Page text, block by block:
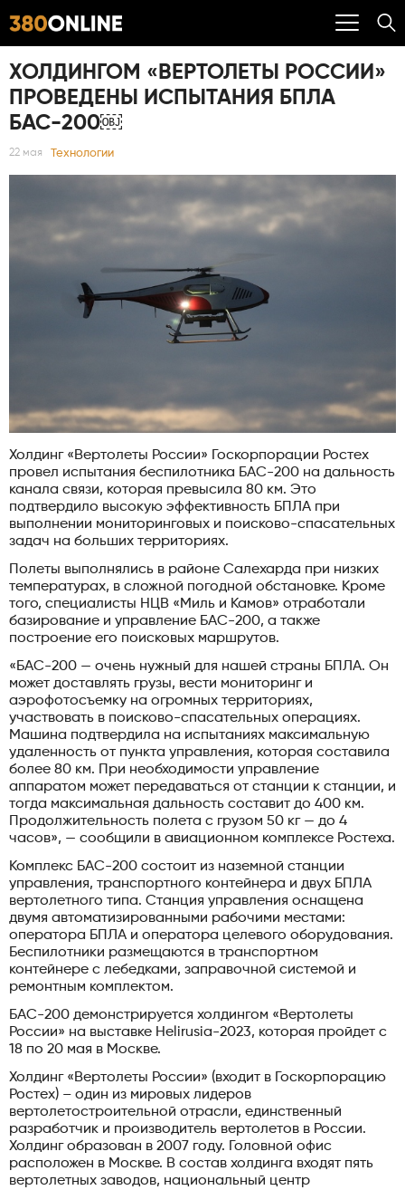
ХОЛДИНГОМ «ВЕРТОЛЕТЫ РОССИИ»
ПРОВЕДЕНЫ ИСПЫТАНИЯ БПЛА
БАС-200￼
22 мая Технологии
Холдинг «Вертолеты России» Госкорпорации Ростех
провел испытания беспилотника БАС-200 на дальность
канала связи, которая превысила 80 км. Это
подтвердило высокую эффективность БПЛА при
выполнении мониторинговых и поисково-спасательных
задач на больших территориях.
Полеты выполнялись в районе Салехарда при низких
температурах, в сложной погодной обстановке. Кроме
того, специалисты НЦВ «Миль и Камов» отработали
базирование и управление БАС-200, а также
построение его поисковых маршрутов.
«БАС-200 — очень нужный для нашей страны БПЛА. Он
может доставлять грузы, вести мониторинг и
аэрофотосъемку на огромных территориях,
участвовать в поисково-спасательных операциях.
Машина подтвердила на испытаниях максимальную
удаленность от пункта управления, которая составила
более 80 км. При необходимости управление
аппаратом может передаваться от станции к станции, и
тогда максимальная дальность составит до 400 км.
Продолжительность полета с грузом 50 кг — до 4
часов», — сообщили в авиационном комплексе Ростеха.
Комплекс БАС-200 состоит из наземной станции
управления, транспортного контейнера и двух БПЛА
вертолетного типа. Станция управления оснащена
двумя автоматизированными рабочими местами:
оператора БПЛА и оператора целевого оборудования.
Беспилотники размещаются в транспортном
контейнере с лебедками, заправочной системой и
ремонтным комплектом.
БАС-200 демонстрируется холдингом «Вертолеты
России» на выставке Helirusia-2023, которая пройдет с
18 по 20 мая в Москве.
Холдинг «Вертолеты России» (входит в Госкорпорацию
Ростех) – один из мировых лидеров
вертолетостроительной отрасли, единственный
разработчик и производитель вертолетов в России.
Холдинг образован в 2007 году. Головной офис
расположен в Москве. В состав холдинга входят пять
вертолетных заводов, национальный центр